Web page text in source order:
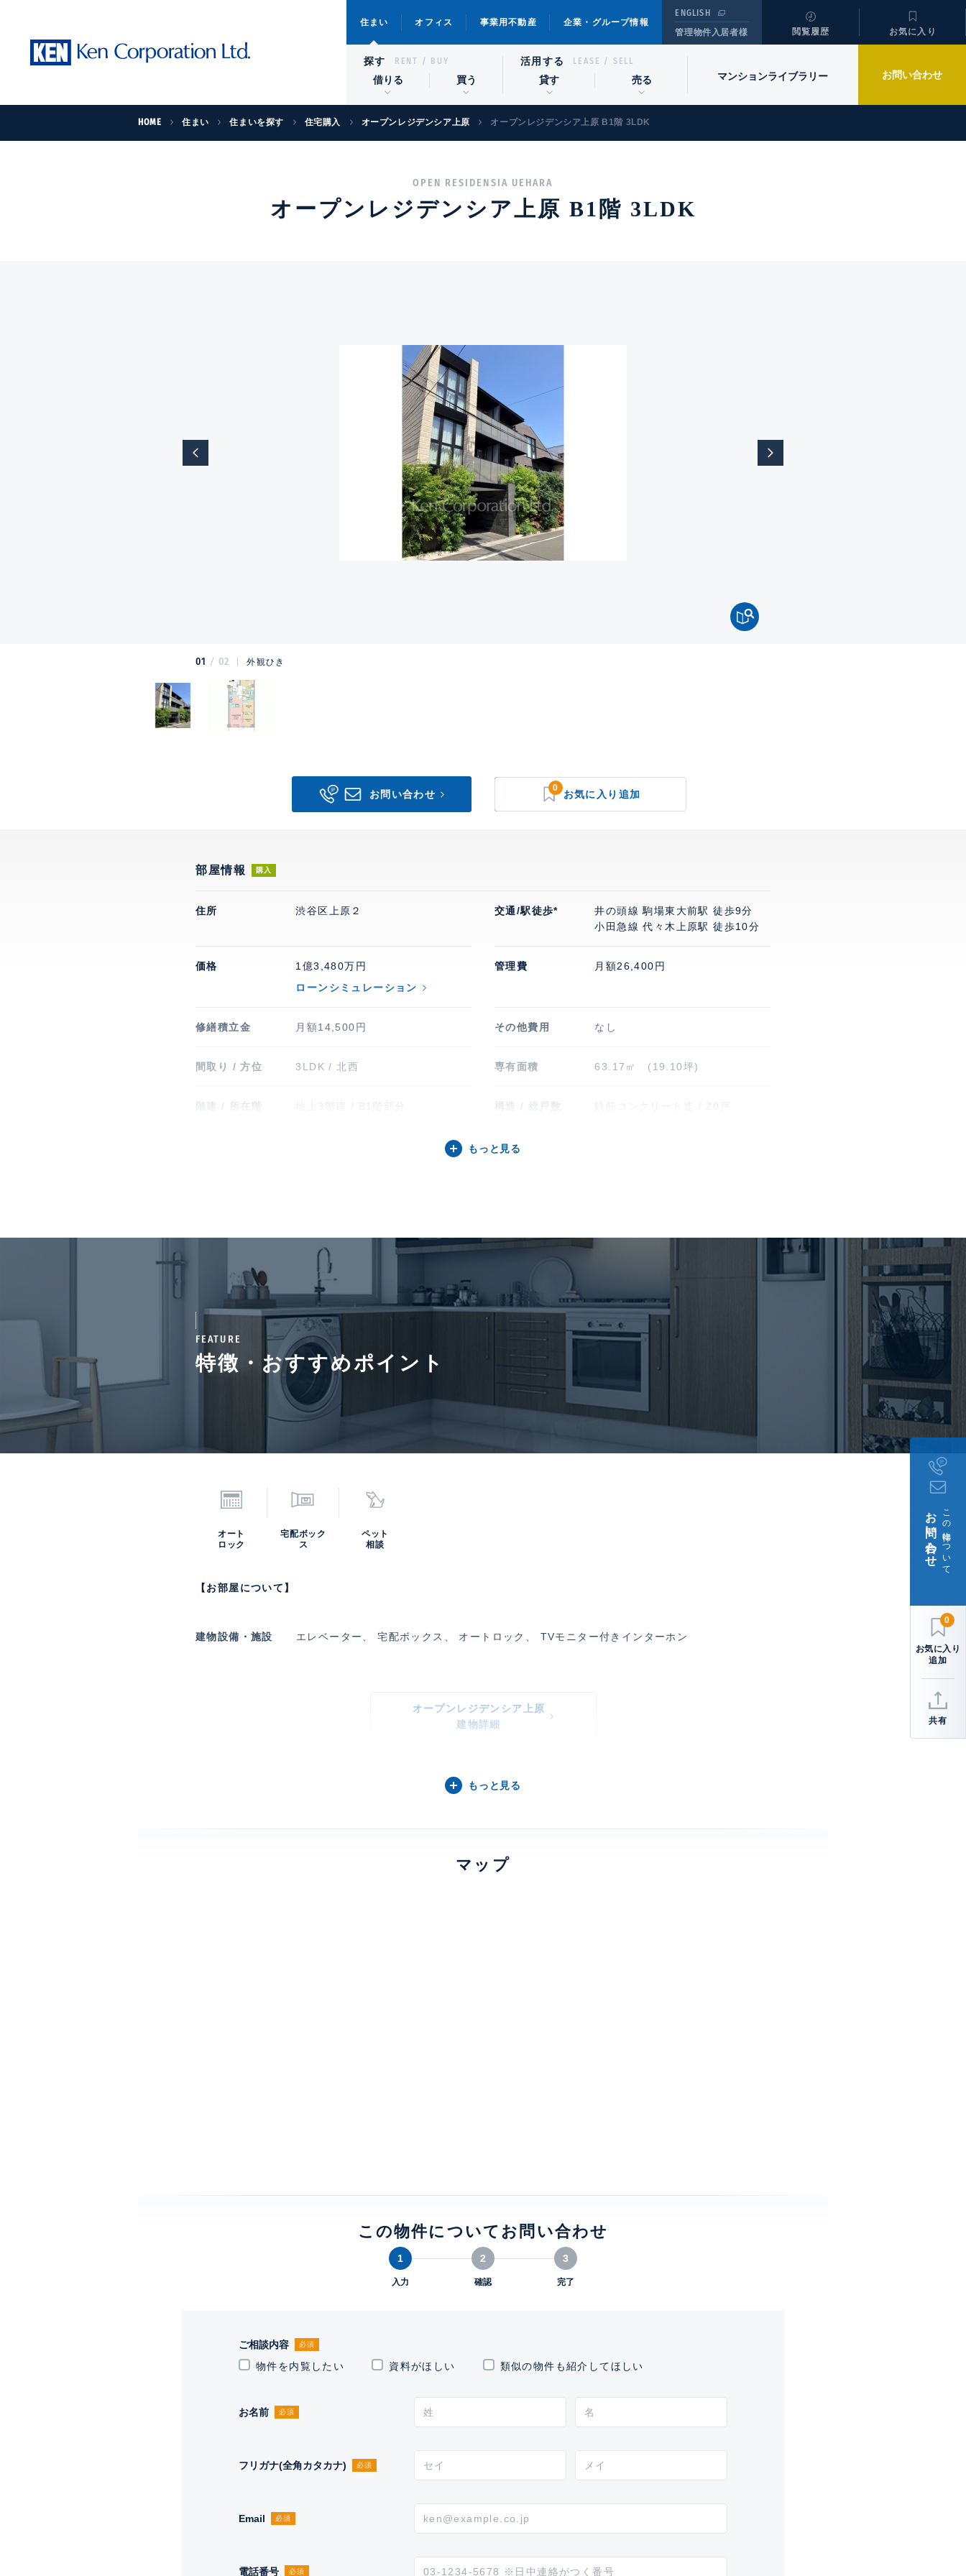
住まい オフィス 事業用不動産 企業・グループ情報
ENGLISH
管理物件入居者様
閲覧履歴 お気に入り
探す RENT / BUY
借りる 買う
活用する LEASE / SELL
貸す 売る マンションライブラリー お問い合わせ
HOME 住まい 住まいを探す 住宅購入 オープンレジデンシア上原 オープンレジデンシア上原 B1階 3LDK
OPEN RESIDENSIA UEHARA
オープンレジデンシア上原 B1階 3LDK
01 02 外観ひき
0
部屋情報 購入
住所 渋谷区上原２ 交通/駅徒歩*
井の頭線 駒場東大前駅 徒歩9分
小田急線 代々木上原駅 徒歩10分
価格
1億3,480万円
ローンシミュレーション
管理費 月額26,400円
修繕積立金 月額14,500円 その他費用 なし
間取り / 方位 3LDK / 北西 専有面積 63.17㎡ (19.10坪)
階建 / 所在階 地上3階建 / B1階部分 構造 / 総戸数 鉄筋コンクリート造 / 20戸
敷地権利
クト
ップメント
管理会社 （株）東急コミュニティー 管理 / 勤務形態
無 通学区域小学校 上原小学校(約500m)
通学経路
仲介 情報更新日
次回更新予定日 2026年8月15日
もっと見る
FEATURE
特徴・おすすめポイント
オート
ロック
宅配ボック
ス
ペット
相談
【お部屋について】
建物設備・施設 エレベーター、 宅配ボックス、 オートロック、 TVモニター付きインターホン
オープンレジデンシア上原
建物詳細
もっと見る
マップ
この物件についてお問い合わせ
1
入力
2
確認
3
完了
ご相談内容 必須
物件を内覧したい 資料がほしい 類似の物件も紹介してほしい
お名前 必須
フリガナ(全角カタカナ) 必須
Email 必須
電話番号 必須
この物件について
お問い合わせ
0
共有